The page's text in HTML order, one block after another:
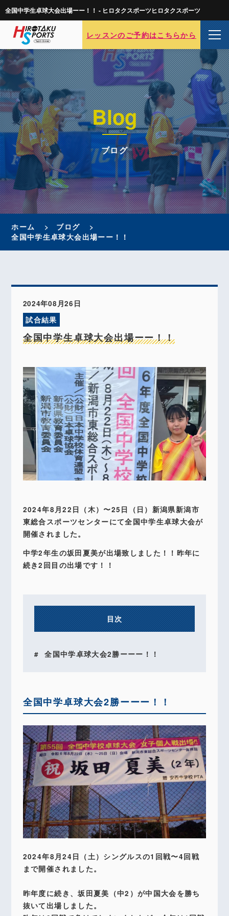
全国中学生卓球大会出場ーー！！ - ヒロタクスポーツヒロタクスポーツ
レッスンのご予約はこちらから
Blog
ブログ
ホーム
ブログ
全国中学生卓球大会出場ーー！！
2024年08月26日
試合結果
全国中学生卓球大会出場ーー！！
2024年8月22日（木）〜25日（日）新潟県新潟市
東総合スポーツセンターにて全国中学生卓球大会が
開催されました。
中学2年生の坂田夏美が出場致しました！！昨年に
続き2回目の出場です！！
目次
全国中学卓球大会2勝ーーー！！
全国中学卓球大会2勝ーーー！！
2024年8月24日（土）シングルスの1回戦〜4回戦
まで開催されました。
昨年度に続き、坂田夏美（中2）が中国大会を勝ち
抜いて出場しました。